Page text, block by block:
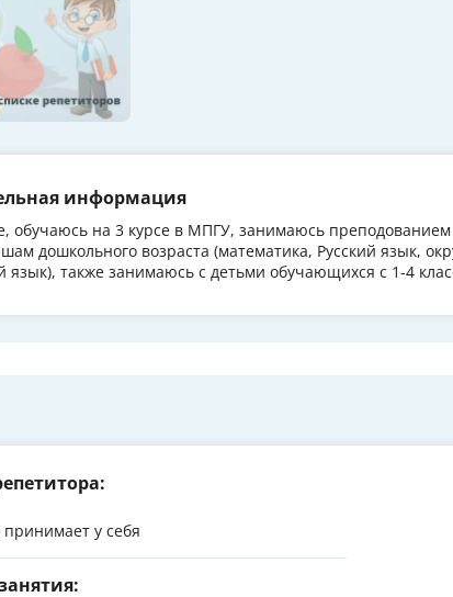
информация
обучаюсь на 3 курсе в МПГУ, занимаюсь
дошкольного возраста (математика, Русский язык,
язык), также занимаюсь с детьми обучающихся с 1-4
у себя